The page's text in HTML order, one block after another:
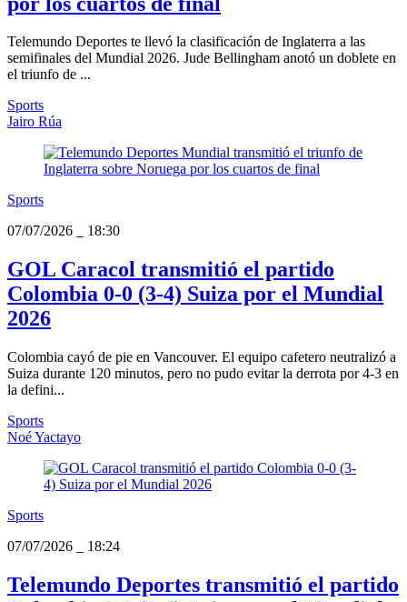
Telemundo Deportes te llevó la clasificación de Inglaterra a las
semifinales del Mundial 2026. Jude Bellingham anotó un doblete en
el triunfo de ...
Sports
Jairo Rúa
Sports
07/07/2026
18:30
GOL Caracol transmitió el partido
Colombia 0-0 (3-4) Suiza por el Mundial
2026
Colombia cayó de pie en Vancouver. El equipo cafetero neutralizó a
Suiza durante 120 minutos, pero no pudo evitar la derrota por 4-3 en
la defini...
Sports
Noé Yactayo
Sports
07/07/2026
18:24
Telemundo Deportes transmitió el partido